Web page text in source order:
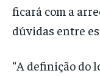
ficará com a
dúvidas entre
“A definição do